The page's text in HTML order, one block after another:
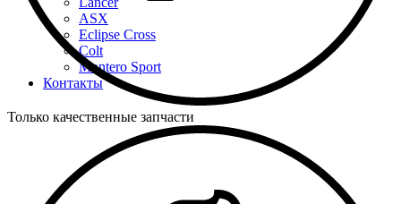
ASX
Eclipse Cross
Colt
Montero Sport
Контакты
Только качественные запчасти